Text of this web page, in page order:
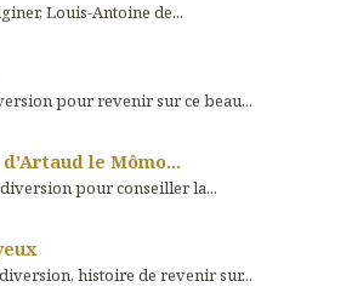
Louis-Antoine de...
pour revenir sur ce beau...
le Mômo...
pour conseiller la...
histoire de revenir sur...